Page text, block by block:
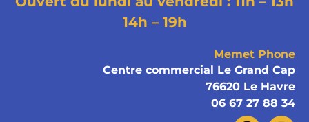
14h – 19h
Memet Phone
Centre commercial Le Grand Cap
76620 Le Havre
06 67 27 88 34